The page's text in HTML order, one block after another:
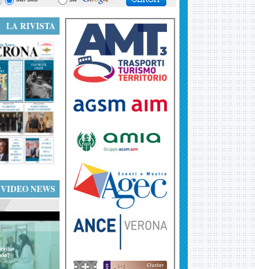
LA RIVISTA
VIDEO NEWS